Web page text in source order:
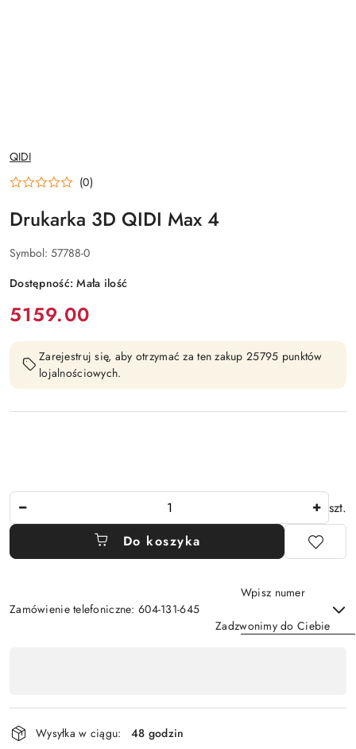
NAZWA
PRODUCENTA:
QIDI
(0)
Drukarka 3D QIDI Max 4
Symbol: 57788-0
Dostępność:Mała ilość
cena:
5159.00
Zarejestruj się, aby otrzymać za ten zakup 25795 punktów
lojalnościowych.
szt.
Do koszyka
Zamówienie telefoniczne: 604-131-645
Wpisz numer
Zadzwonimy do Ciebie
płatność
i
Wysyłka w ciągu:
48 godzin